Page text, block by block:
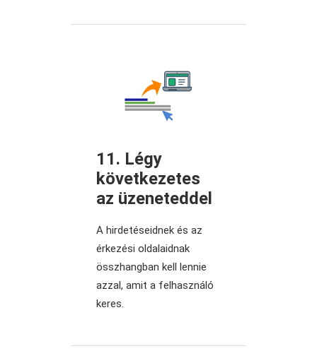
11. Légy
következetes
az üzeneteddel
A hirdetéseidnek és az
érkezési oldalaidnak
összhangban kell lennie
azzal, amit a felhasználó
keres.